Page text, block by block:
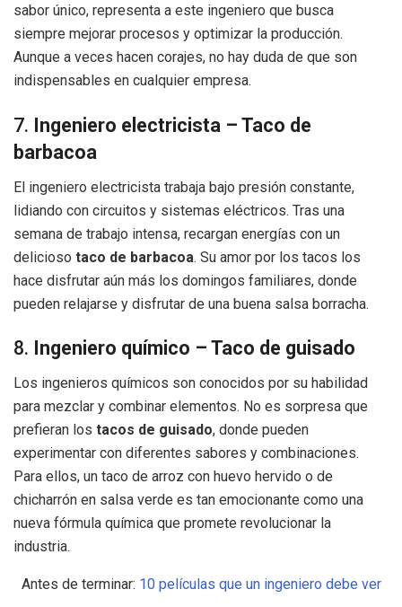
sabor único, representa a este ingeniero que busca
siempre mejorar procesos y optimizar la producción.
Aunque a veces hacen corajes, no hay duda de que son
indispensables en cualquier empresa.
7. Ingeniero electricista – Taco de
barbacoa
El ingeniero electricista trabaja bajo presión constante,
lidiando con circuitos y sistemas eléctricos. Tras una
semana de trabajo intensa, recargan energías con un
delicioso taco de barbacoa. Su amor por los tacos los
hace disfrutar aún más los domingos familiares, donde
pueden relajarse y disfrutar de una buena salsa borracha.
8. Ingeniero químico – Taco de guisado
Los ingenieros químicos son conocidos por su habilidad
para mezclar y combinar elementos. No es sorpresa que
prefieran los tacos de guisado, donde pueden
experimentar con diferentes sabores y combinaciones.
Para ellos, un taco de arroz con huevo hervido o de
chicharrón en salsa verde es tan emocionante como una
nueva fórmula química que promete revolucionar la
industria.
Antes de terminar: 10 películas que un ingeniero debe ver